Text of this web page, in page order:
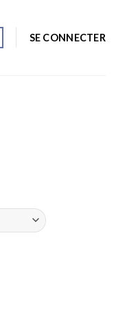
SE CONNECTER